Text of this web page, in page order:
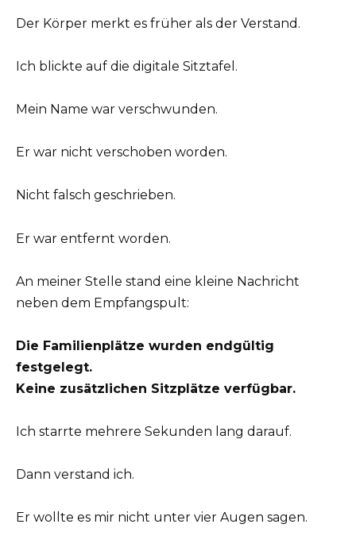
Der Körper merkt es früher als der Verstand.
Ich blickte auf die digitale Sitztafel.
Mein Name war verschwunden.
Er war nicht verschoben worden.
Nicht falsch geschrieben.
Er war entfernt worden.
An meiner Stelle stand eine kleine Nachricht
neben dem Empfangspult:
Die Familienplätze wurden endgültig
festgelegt.
Keine zusätzlichen Sitzplätze verfügbar.
Ich starrte mehrere Sekunden lang darauf.
Dann verstand ich.
Er wollte es mir nicht unter vier Augen sagen.